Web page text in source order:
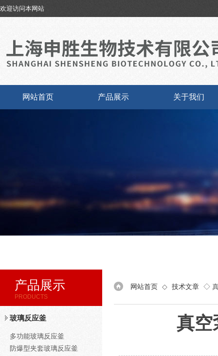
欢迎访问本网站
网站首页 产品展示 关于我们
网站首页 ◇ 技术文章 ◇ 真
真空
产品展示
PRODUCTS
玻璃反应釜
多功能玻璃反应釜
防爆型夹套玻璃反应釜